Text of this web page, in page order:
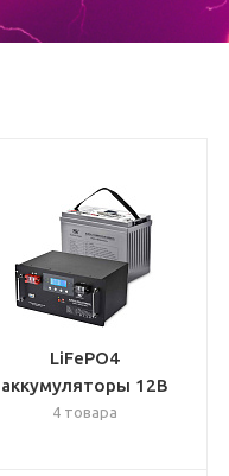
LiFePO4
аккумуляторы 12В
4 товара